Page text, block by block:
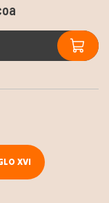
XVI